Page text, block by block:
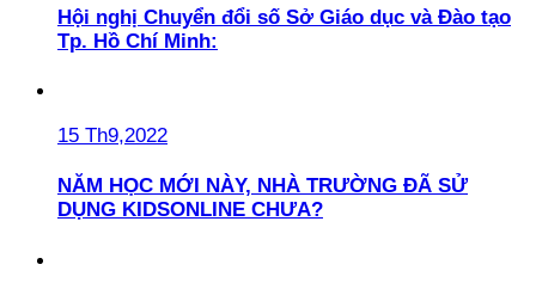
Hội nghị Chuyển đổi số Sở Giáo dục và Đào tạo
Tp. Hồ Chí Minh:
15 Th9,2022
NĂM HỌC MỚI NÀY, NHÀ TRƯỜNG ĐÃ SỬ
DỤNG KIDSONLINE CHƯA?